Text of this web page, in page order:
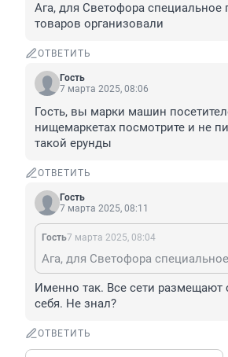
Ага, для Светофора специальное
товаров организовали
ОТВЕТИТЬ
Гость
7 марта 2025, 08:06
Гость, вы марки машин
нищемаркетах посмотрите и не
такой ерунды
ОТВЕТИТЬ
Гость
7 марта 2025, 08:11
Гость7 марта 2025, 08:04
Именно так. Все сети размещают
себя. Не знал?
ОТВЕТИТЬ